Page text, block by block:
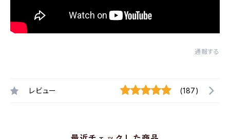
通報する
レビュー (187)